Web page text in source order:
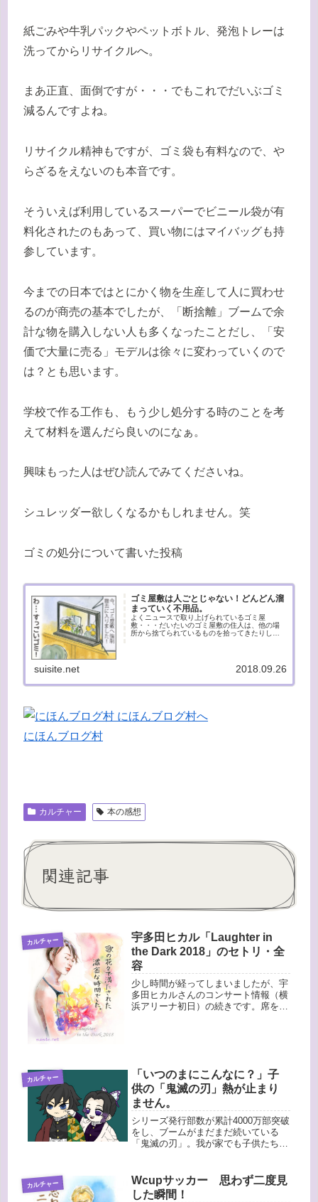
紙ごみや牛乳パックやペットボトル、発泡トレーは
洗ってからリサイクルへ。
まあ正直、面倒ですが・・・でもこれでだいぶゴミ
減るんですよね。
リサイクル精神もですが、ゴミ袋も有料なので、や
らざるをえないのも本音です。
そういえば利用しているスーパーでビニール袋が有
料化されたのもあって、買い物にはマイバッグも持
参しています。
今までの日本ではとにかく物を生産して人に買わせ
るのが商売の基本でしたが、「断捨離」ブームで余
計な物を購入しない人も多くなったことだし、「安
価で大量に売る」モデルは徐々に変わっていくので
は？とも思います。
学校で作る工作も、もう少し処分する時のことを考
えて材料を選んだら良いのになぁ。
興味もった人はぜひ読んでみてくださいね。
シュレッダー欲しくなるかもしれません。笑
ゴミの処分について書いた投稿
ゴミ屋敷は人ごとじゃない！どんどん溜
まっていく不用品。
よくニュースで取り上げられているゴミ屋
敷・・・だいたいのゴミ屋敷の住人は、他の場
所から捨てられているものを拾ってきたりして
suisite.net 2018.09.26
にほんブログ村
カルチャー 本の感想
関連記事
カルチャー
宇多田ヒカル「Laughter in
the Dark 2018」のセトリ・全
容
少し時間が経ってしまいましたが、宇
多田ヒカルさんのコンサート情報（横
浜アリーナ初日）の続きです。席を見
カルチャー
「いつのまにこんなに？」子
供の「鬼滅の刃」熱が止まり
ません。
シリーズ発行部数が累計4000万部突破
をし、ブームがまだまだ続いている
「鬼滅の刃」。我が家でも子供たちが
見ていたんですが、どんどんのめり込
んでいったある日・・・...
カルチャー
Wcupサッカー 思わず二度見
した瞬間！